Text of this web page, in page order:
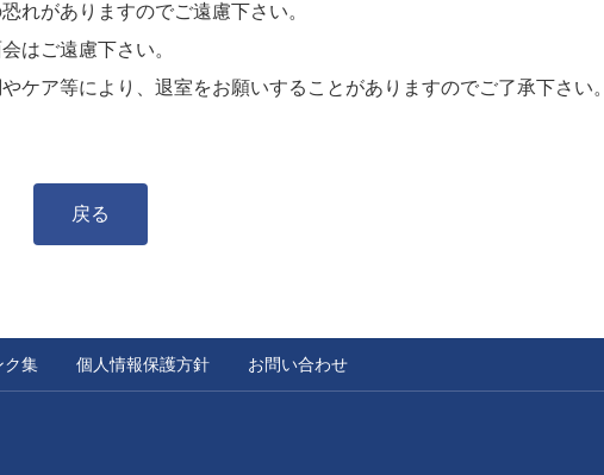
れがありますのでご遠慮下さい。
はご遠慮下さい。
ケア等により、退室をお願いすることがありますのでご了承下さい。
戻る
ク集 個人情報保護方針 お問い合わせ